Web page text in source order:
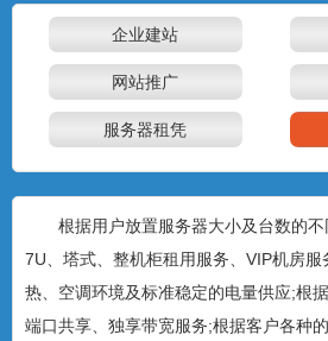
企业建站
网站推广
服务器租凭
根据用户放置服务器大小及台数的不
7U、塔式、整机柜租用服务、VIP机房
热、空调环境及标准稳定的电量供应;根
端口共享、独享带宽服务;根据客户各种